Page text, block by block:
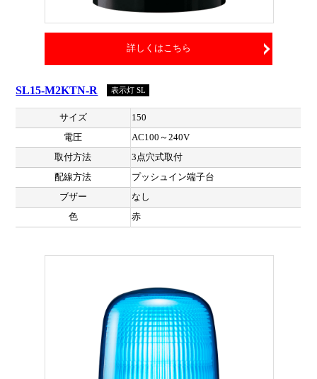
詳しくはこちら
SL15-M2KTN-R 表示灯 SL
サイズ
150
電圧
AC100～240V
取付方法
3点穴式取付
配線方法
プッシュイン端子台
ブザー
なし
色
赤